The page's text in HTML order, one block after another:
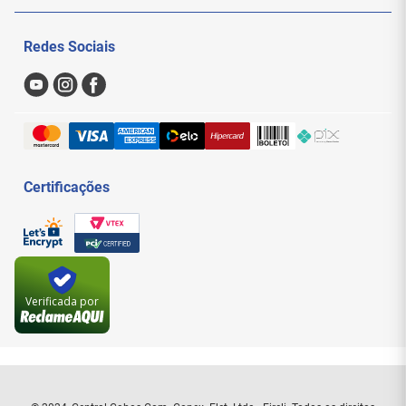
transmissão.
para escritórios e home offices onde é
necessário estender a conexão USB por
do sinal.
Periféricos de Alta Velocidade:A alta taxa de
dispositivos que exigem altas velocidades,
como dispositivos de armazenamento rápido,
câmeras digitais 4K, monitores USB, entre
outros.
Ambientes Profissionais e Comerciais:
salas de servidores, estúdios de gravação,
centros de dados, e outros ambientes de alta
demanda, onde distâncias maiores de conexão
não podem comprometer a qualidade ou a
velocidade.
Especificações Técnicas:
Nossas Lojas
Formas de Pagamento
Trocas e Devoluções
Sac
Redes Sociais
Certificações
Verificada por